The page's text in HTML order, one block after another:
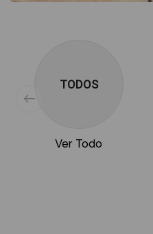
TODOS
Ver Todo